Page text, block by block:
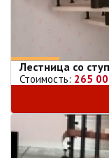
Лестница со
Стоимость: 265